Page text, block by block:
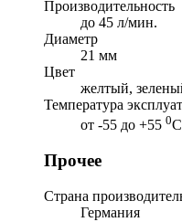
Производительность
до 45 л/мин.
Диаметр
21 мм
Цвет
желтый,
Температура
от -55 до +55 0С
Прочее
Страна
Германия